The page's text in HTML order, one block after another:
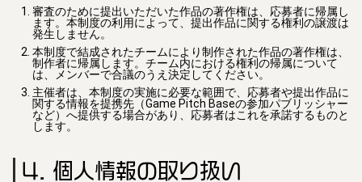
審査のために提出いただいた作品の著作権は、応募者に帰属し
ます。本制度の利用によって、提出作品に関する権利の譲渡は
発生しません。
本制度で結成されたチームにより制作された作品の著作権は、
制作者に帰属します。チーム内における権利の帰属について
は、メンバーで合議のうえ決定してください。
主催者は、本制度の実施に必要な範囲で、応募者や提出作品に
関する情報を提携先（Game Pitch Baseの参加パブリッシャー
など）へ提供する場合があり、応募者はこれを承諾するものと
します。
4. 個人情報の取り扱い